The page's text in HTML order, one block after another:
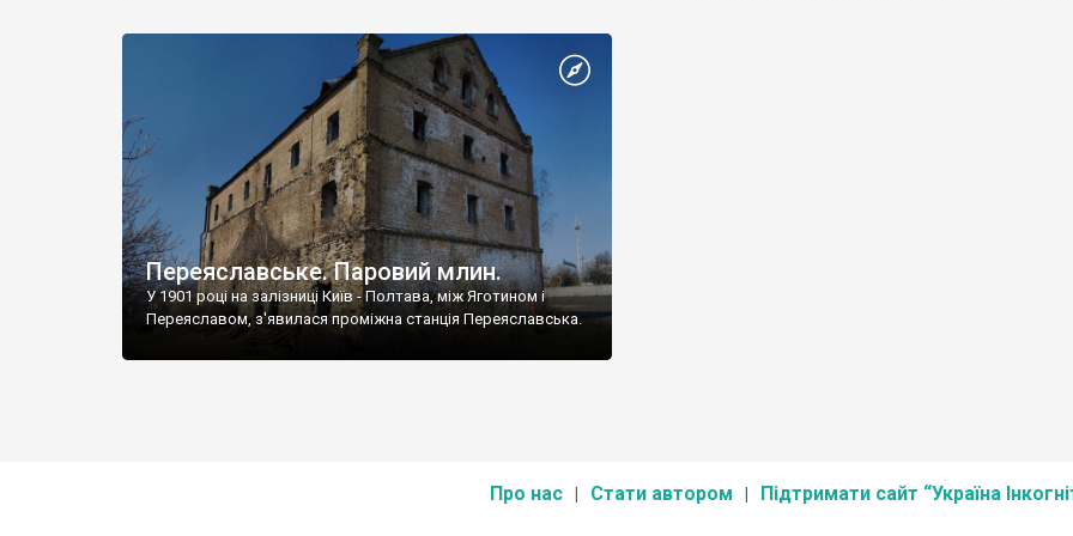
Переяславське. Паровий млин.
У 1901 році на залізниці Київ - Полтава, між Яготином і
Переяславом, з'явилася проміжна станція Переяславська.
Про нас Стати автором Підтримати сайт “Україна